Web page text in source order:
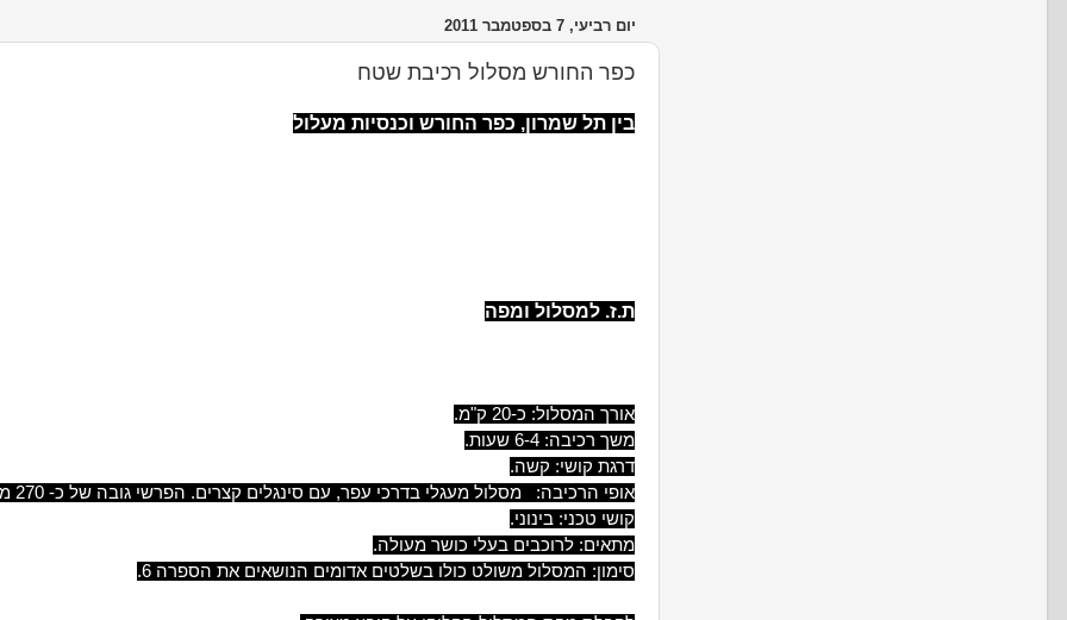
יום רביעי, 7 בספטמבר 2011
כפר החורש מסלול רכיבת שטח
בין תל שמרון, כפר החורש וכנסיות מעלול
ת.ז. למסלול ומפה
אורך המסלול: כ-20 ק"מ.
משך רכיבה: 6-4 שעות.
דרגת קושי: קשה.
אופי הרכיבה: מסלול מעגלי בדרכי עפר, עם סינגלים קצרים. הפרשי גובה של כ- 270 מטרים.
קושי טכני: בינוני.
מתאים: לרוכבים בעלי כושר מעולה.
סימון: המסלול משולט כולו בשלטים אדומים הנושאים את הספרה 6.